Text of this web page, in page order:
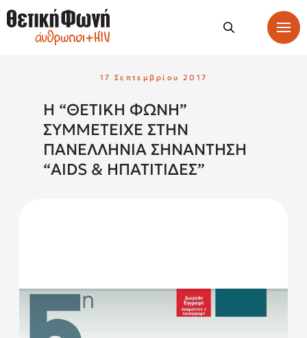
17 Σεπτεμβρίου 2017
Η “ΘΕΤΙΚΗ ΦΩΝΗ”
ΣΥΜΜΕΤΕΙΧΕ ΣΤΗΝ
ΠΑΝΕΛΛΗΝΙΑ ΣΗΝΑΝΤΗΣΗ
“AIDS & ΗΠΑΤΙΤΙΔΕΣ”